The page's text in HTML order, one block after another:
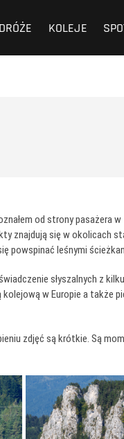
KOLEJE
od strony pasażera
znajdują się w okolicach
powspinać leśnymi
słyszalnych z
w Europie a także
zdjęć są krótkie. Są